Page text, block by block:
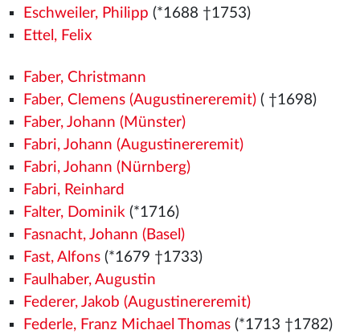
Eschweiler, Philipp (*1688 †1753)
Ettel, Felix
Faber, Christmann
Faber, Clemens (Augustinereremit)( †1698)
Faber, Johann (Münster)
Fabri, Johann (Augustinereremit)
Fabri, Johann (Nürnberg)
Fabri, Reinhard
Falter, Dominik(*1716)
Fasnacht, Johann (Basel)
Fast, Alfons(*1679 †1733)
Faulhaber, Augustin
Federer, Jakob (Augustinereremit)
Federle, Franz Michael Thomas(*1713 †1782)